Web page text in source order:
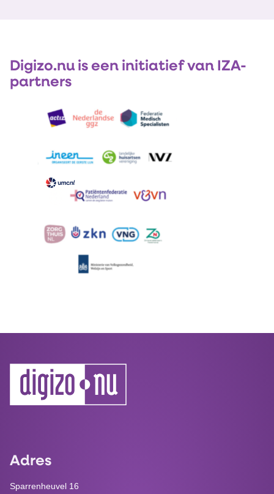
Digizo.nu is een initiatief van IZA-
partners
Adres
Sparrenheuvel 16